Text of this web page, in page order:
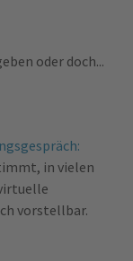
oder doch...
in vielen
vorstellbar.